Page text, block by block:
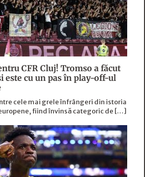
CFR Cluj! Tromso a făcut
este cu un pas în play-off-ul
cele mai grele înfrângeri din istoria
fiind învinsă categoric de […]